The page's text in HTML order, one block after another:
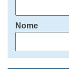
Nome